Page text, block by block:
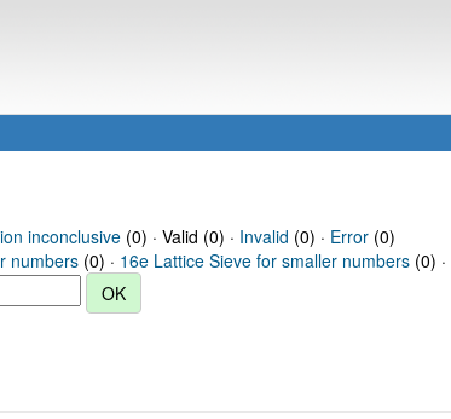
inconclusive(0) · Valid (0) · Invalid (0) · Error(0)
numbers (0) · 16e Lattice Sieve for smaller numbers (0) ·